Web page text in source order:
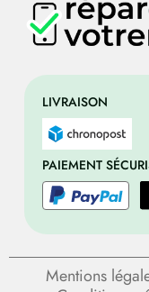
LIVRAISON
PAIEMENT
Mentions